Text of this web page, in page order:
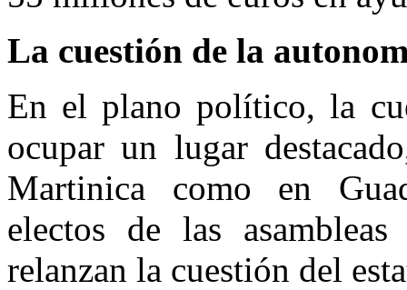
La cuestión de la
En el plano político, la
ocupar un lugar
Martinica como en
electos de las
relanzan la cuestión del